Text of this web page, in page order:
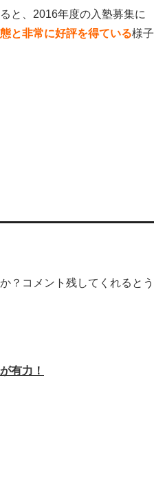
と、2016年度の入塾募集に
と非常に好評を得ている様子
？コメント残してくれるとう
有力！